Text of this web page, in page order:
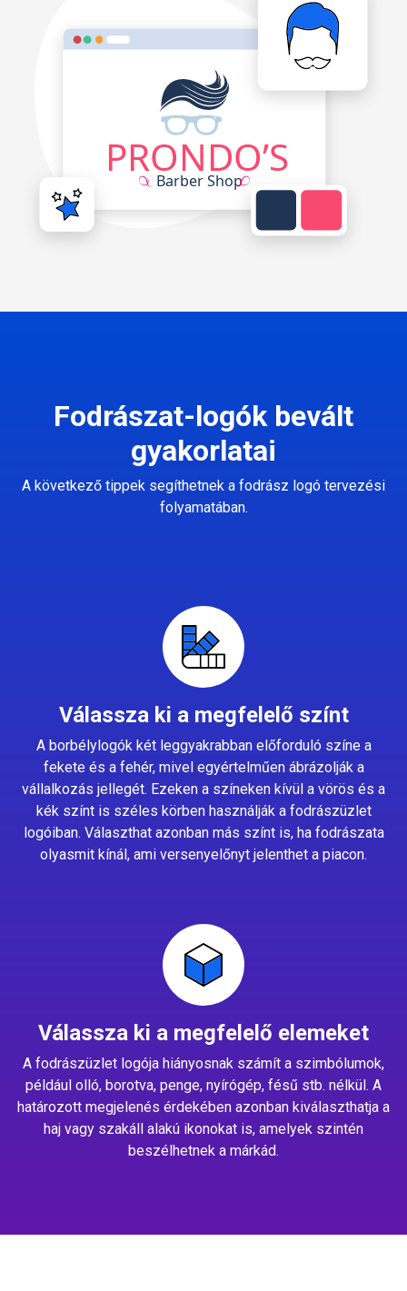
Fodrászat-logók bevált
gyakorlatai
A következő tippek segíthetnek a fodrász logó tervezési
folyamatában.
Válassza ki a megfelelő színt
A borbélylogók két leggyakrabban előforduló színe a
fekete és a fehér, mivel egyértelműen ábrázolják a
vállalkozás jellegét. Ezeken a színeken kívül a vörös és a
kék színt is széles körben használják a fodrászüzlet
logóiban. Választhat azonban más színt is, ha fodrászata
olyasmit kínál, ami versenyelőnyt jelenthet a piacon.
Válassza ki a megfelelő elemeket
A fodrászüzlet logója hiányosnak számít a szimbólumok,
például olló, borotva, penge, nyírógép, fésű stb. nélkül. A
határozott megjelenés érdekében azonban kiválaszthatja a
haj vagy szakáll alakú ikonokat is, amelyek szintén
beszélhetnek a márkád.